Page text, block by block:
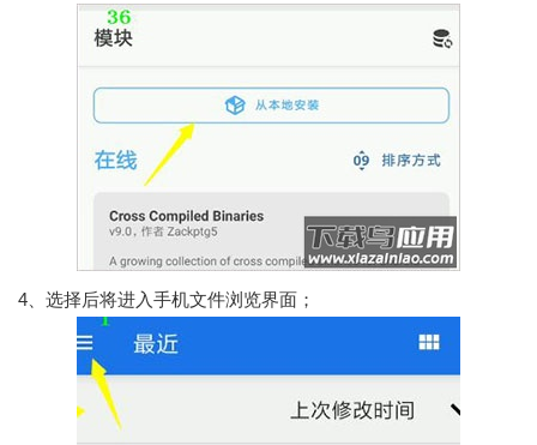
4、选择后将进入手机文件浏览界面；